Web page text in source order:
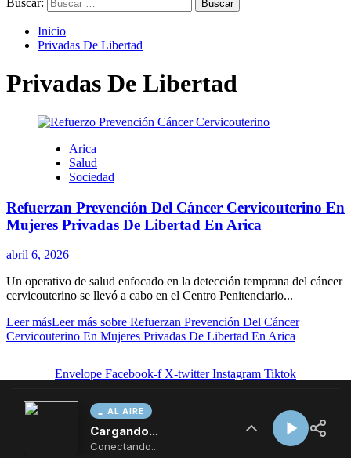
AL AIRE
Cargando...
Conectando...